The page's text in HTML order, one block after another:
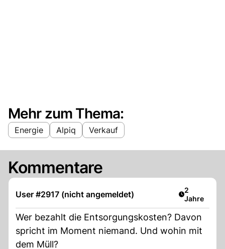
Mehr zum Thema:
Energie Alpiq Verkauf
Kommentare
User #2917 (nicht angemeldet) Artikel
2
Jahre
Wer bezahlt die Entsorgungskosten? Davon
spricht im Moment niemand. Und wohin mit
dem Müll?